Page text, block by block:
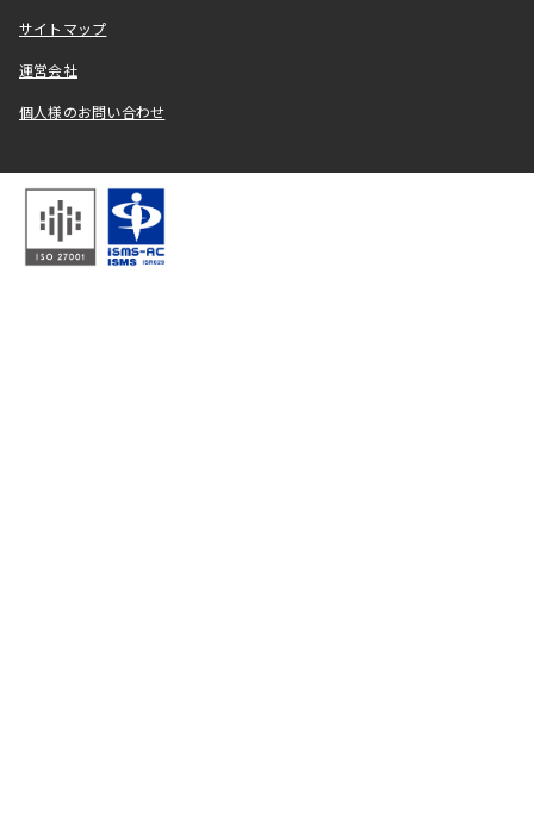
サイトマップ
運営会社
個人様のお問い合わせ